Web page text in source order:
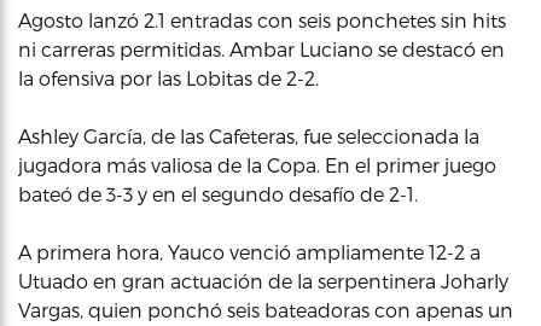
Agosto lanzó 2.1 entradas con seis ponchetes sin hits
ni carreras permitidas. Ambar Luciano se destacó en
la ofensiva por las Lobitas de 2-2.
Ashley García, de las Cafeteras, fue seleccionada la
jugadora más valiosa de la Copa. En el primer juego
bateó de 3-3 y en el segundo desafío de 2-1.
A primera hora, Yauco venció ampliamente 12-2 a
Utuado en gran actuación de la serpentinera Joharly
Vargas, quien ponchó seis bateadoras con apenas un